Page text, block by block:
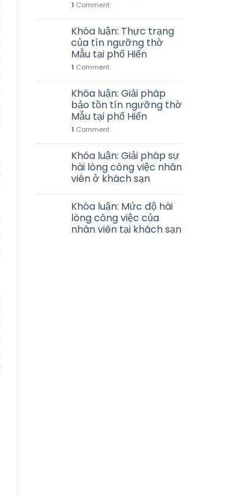
1 Comment
Khóa luận: Thực trạng
của tín ngưỡng thờ
Mẫu tại phố Hiến
1 Comment
Khóa luận: Giải pháp
bảo tồn tín ngưỡng thờ
Mẫu tại phố Hiến
1 Comment
Khóa luận: Giải pháp sự
hài lòng công việc nhân
viên ở khách sạn
Khóa luận: Mức độ hài
lòng công việc của
nhân viên tại khách sạn